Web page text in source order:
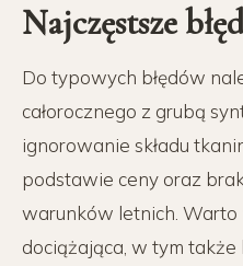
Najczęstsze
Do typowych błędów
całorocznego z grubą
ignorowanie składu
podstawie ceny oraz
warunków letnich. Warto
dociążająca, w tym także